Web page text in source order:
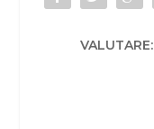
VALUTARE: